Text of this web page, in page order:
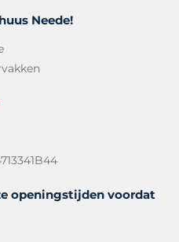
Neede!
openingstijden voordat